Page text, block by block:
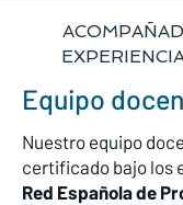
Equipo
Nuestro equipo
certificado bajo los
Red Española de